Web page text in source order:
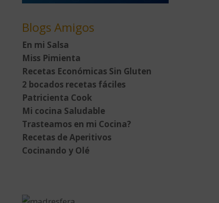
Blogs Amigos
En mi Salsa
Miss Pimienta
Recetas Económicas Sin Gluten
2 bocados recetas fáciles
Patricienta Cook
Mi cocina Saludable
Trasteamos en mi Cocina?
Recetas de Aperitivos
Cocinando y Olé